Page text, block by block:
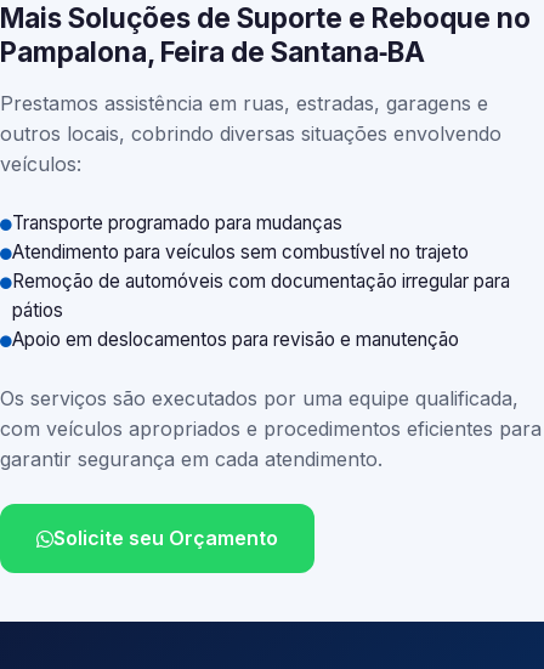
Mais Soluções de Suporte e Reboque no
Pampalona, Feira de Santana‑BA
Prestamos assistência em ruas, estradas, garagens e
outros locais, cobrindo diversas situações envolvendo
veículos:
Transporte programado para mudanças
Atendimento para veículos sem combustível no trajeto
Remoção de automóveis com documentação irregular para
pátios
Apoio em deslocamentos para revisão e manutenção
Os serviços são executados por uma equipe qualificada,
com veículos apropriados e procedimentos eficientes para
garantir segurança em cada atendimento.
Solicite seu Orçamento